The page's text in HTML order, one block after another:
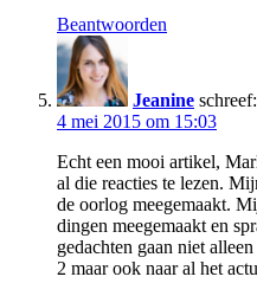
Beantwoorden
Jeanine schreef:
4 mei 2015 om 15:03
Echt een mooi artikel,
al die reacties te lezen.
de oorlog meegemaakt.
dingen meegemaakt en
gedachten gaan niet
2 maar ook naar al het